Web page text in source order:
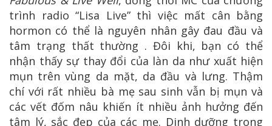
trình radio “Lisa Live” thì việc mất cân bằng
hormon có thể là nguyên nhân gây đau đầu và
tâm trạng thất thường . Đôi khi, bạn có thể
nhận thấy sự thay đổi của làn da như xuất hiện
mụn trên vùng da mặt, da đầu và lưng. Thậm
chí với rất nhiều bà mẹ sau sinh vẫn bị mụn và
các vết đốm nâu khiến ít nhiều ảnh hưởng đến
tâm lý, sắc đẹp của các mẹ. Dinh dưỡng trong